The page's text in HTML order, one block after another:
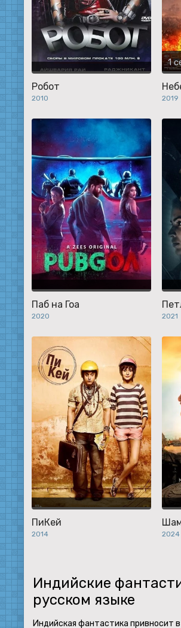
Робот
2010
1
2019
Паб на Гоа
2020 2021
ПиКей
2014 2024
Индийские
русском языке
Индийская фантастика привносит